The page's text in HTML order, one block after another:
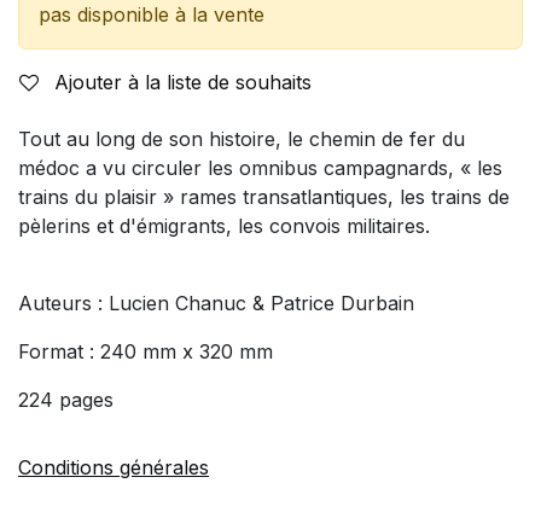
pas disponible à la vente
Ajouter à la liste de souhaits
Tout au long de son histoire, le chemin de fer du
médoc a vu circuler les omnibus campagnards, « les
trains du plaisir » rames transatlantiques, les trains de
pèlerins et d'émigrants, les convois militaires.
Auteurs : Lucien Chanuc & Patrice Durbain
Format : 240 mm x 320 mm
224 pages
Conditions générales